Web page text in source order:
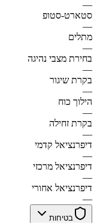
—
סטארט-סטופ
—
מתלים
—
בחירת מצבי נהיגה
—
בקרת שיגור
—
הילוך כוח
—
בקרת זחילה
—
דיפרנציאל קדמי
—
דיפרנציאל מרכזי
—
דיפרנציאל אחורי
—
בטיחות